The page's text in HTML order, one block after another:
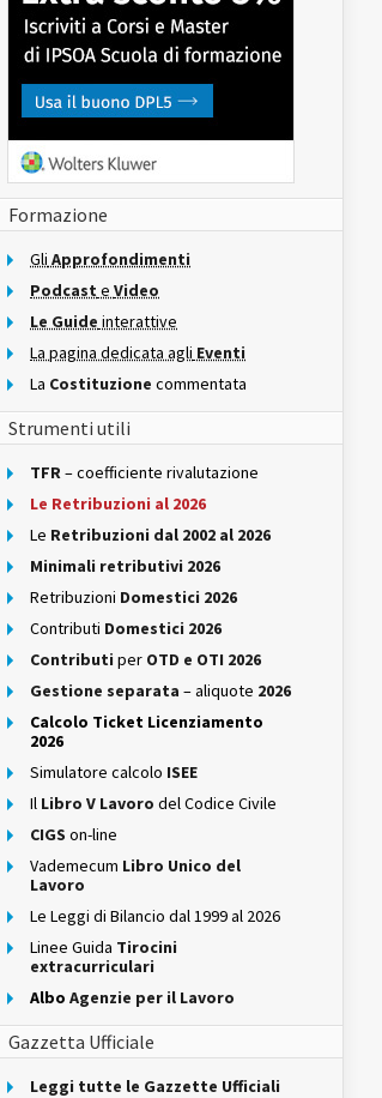
Formazione
Gli Approfondimenti
Podcast e Video
Le Guide interattive
La pagina dedicata agli Eventi
La Costituzione commentata
Strumenti utili
TFR– coefficiente rivalutazione
Le Retribuzioni al 2026
Le Retribuzioni dal 2002 al 2026
Minimali retributivi 2026
Retribuzioni Domestici 2026
Contributi Domestici 2026
Contributi per OTD e OTI 2026
Gestione separata – aliquote 2026
Calcolo Ticket Licenziamento
2026
Simulatore calcolo ISEE
Il Libro V Lavoro del Codice Civile
CIGS on-line
Vademecum Libro Unico del
Lavoro
Le Leggi di Bilancio dal 1999 al 2026
Linee Guida Tirocini
extracurriculari
Albo Agenzie per il Lavoro
Gazzetta Ufficiale
Leggi tutte le Gazzette Ufficiali